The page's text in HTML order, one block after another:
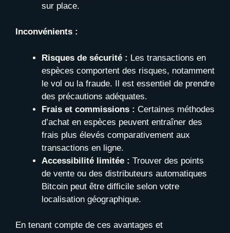
sur place.
Inconvénients :
Risques de sécurité : Les transactions en
espèces comportent des risques, notamment
le vol ou la fraude. Il est essentiel de prendre
des précautions adéquates.
Frais et commissions : Certaines méthodes
d’achat en espèces peuvent entraîner des
frais plus élevés comparativement aux
transactions en ligne.
Accessibilité limitée : Trouver des points
de vente ou des distributeurs automatiques
Bitcoin peut être difficile selon votre
localisation géographique.
En tenant compte de ces avantages et